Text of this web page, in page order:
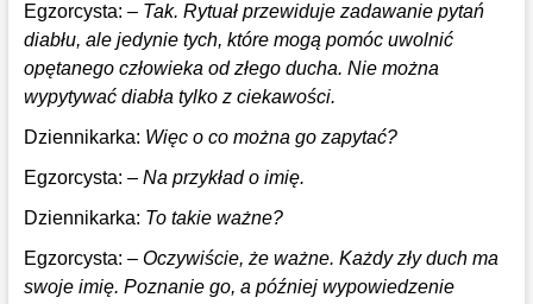
Egzorcysta: – Tak. Rytuał przewiduje zadawanie pytań
diabłu, ale jedynie tych, które mogą pomóc uwolnić
opętanego człowieka od złego ducha. Nie można
wypytywać diabła tylko z ciekawości.
Dziennikarka: Więc o co można go zapytać?
Egzorcysta: – Na przykład o imię.
Dziennikarka: To takie ważne?
Egzorcysta: – Oczywiście, że ważne. Każdy zły duch ma
swoje imię. Poznanie go, a później wypowiedzenie